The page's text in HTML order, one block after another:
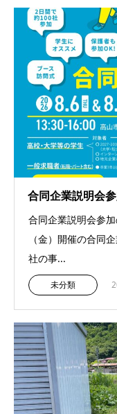
合同企業説明会
合同企業説明会参
（金）開催の合同
社の事...
未分類